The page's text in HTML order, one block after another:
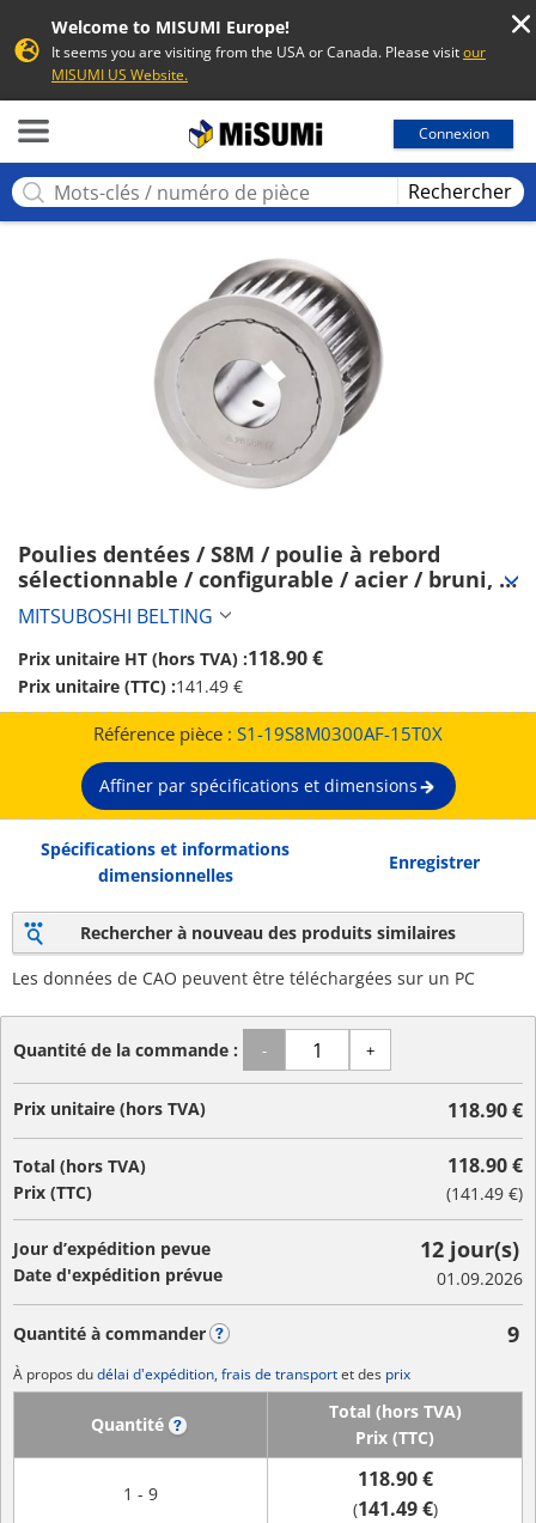
Welcome to MISUMI Europe!
It seems you are visiting from the USA or Canada. Please visitour
MISUMI US Website.
Connexion
Rechercher
Poulies dentées / S8M / poulie à rebord
sélectionnable / configurable / acier / bruni,
nickelé chimiquement / S8M0300 (S1-
19S8M0300AF-15T0X)
MITSUBOSHI BELTING
Prix unitaire HT (hors TVA) :118.90 €
Prix unitaire (TTC) :141.49 €
Référence pièce : S1-19S8M0300AF-15T0X
Affiner par spécifications et dimensions
Spécifications et informations
dimensionnelles
Enregistrer
Rechercher à nouveau des produits similaires
Les données de CAO peuvent être téléchargées sur un PC
Quantité de la commande : - +
Prix unitaire (hors TVA) 118.90 €
Total (hors TVA)
Prix (TTC)
118.90 €
(141.49 €)
Jour d’expédition pevue
Date d'expédition prévue
12 jour(s)
01.09.2026
Quantité à commander 9
À propos dudélai d'expédition, frais de transportet des prix
Quantité
Total (hors TVA)
Prix (TTC)
1 - 9
118.90 €
(141.49 €)